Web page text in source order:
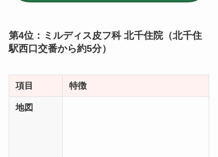
第4位：ミルディス皮フ科 北千住院（北千住
駅西口交番から約5分）
項目 特徴
地図